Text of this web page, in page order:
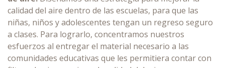
calidad del aire dentro de las escuelas, para que las
niñas, niños y adolescentes tengan un regreso seguro
a clases. Para lograrlo, concentramos nuestros
esfuerzos al entregar el material necesario a las
comunidades educativas que les permitiera contar con